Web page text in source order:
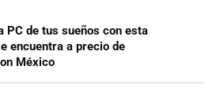
PC de tus sueños con esta
encuentra a precio de
México